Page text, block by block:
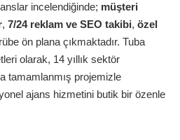
incelendiğinde; müşteri
, 7/24 reklam ve SEO takibi, özel
ön plana çıkmaktadır. Tuba
olarak, 14 yıllık sektör
tamamlanmış projemizle
ajans hizmetini butik bir özenle